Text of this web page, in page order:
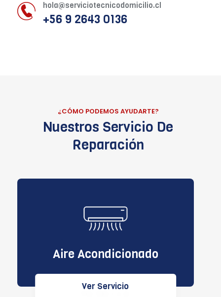
hola@serviciotecnicodomicilio.cl
+56 9 2643 0136
¿CÓMO PODEMOS AYUDARTE?
Nuestros Servicio De
Reparación
Aire Acondicionado
Ver Servicio